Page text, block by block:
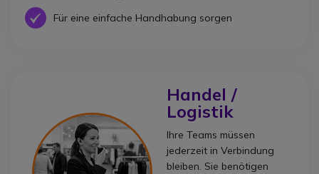
Icon Für eine einfache Handhabung sorgen
Handel /
Logistik
Ihre Teams müssen
jederzeit in Verbindung
bleiben. Sie benötigen